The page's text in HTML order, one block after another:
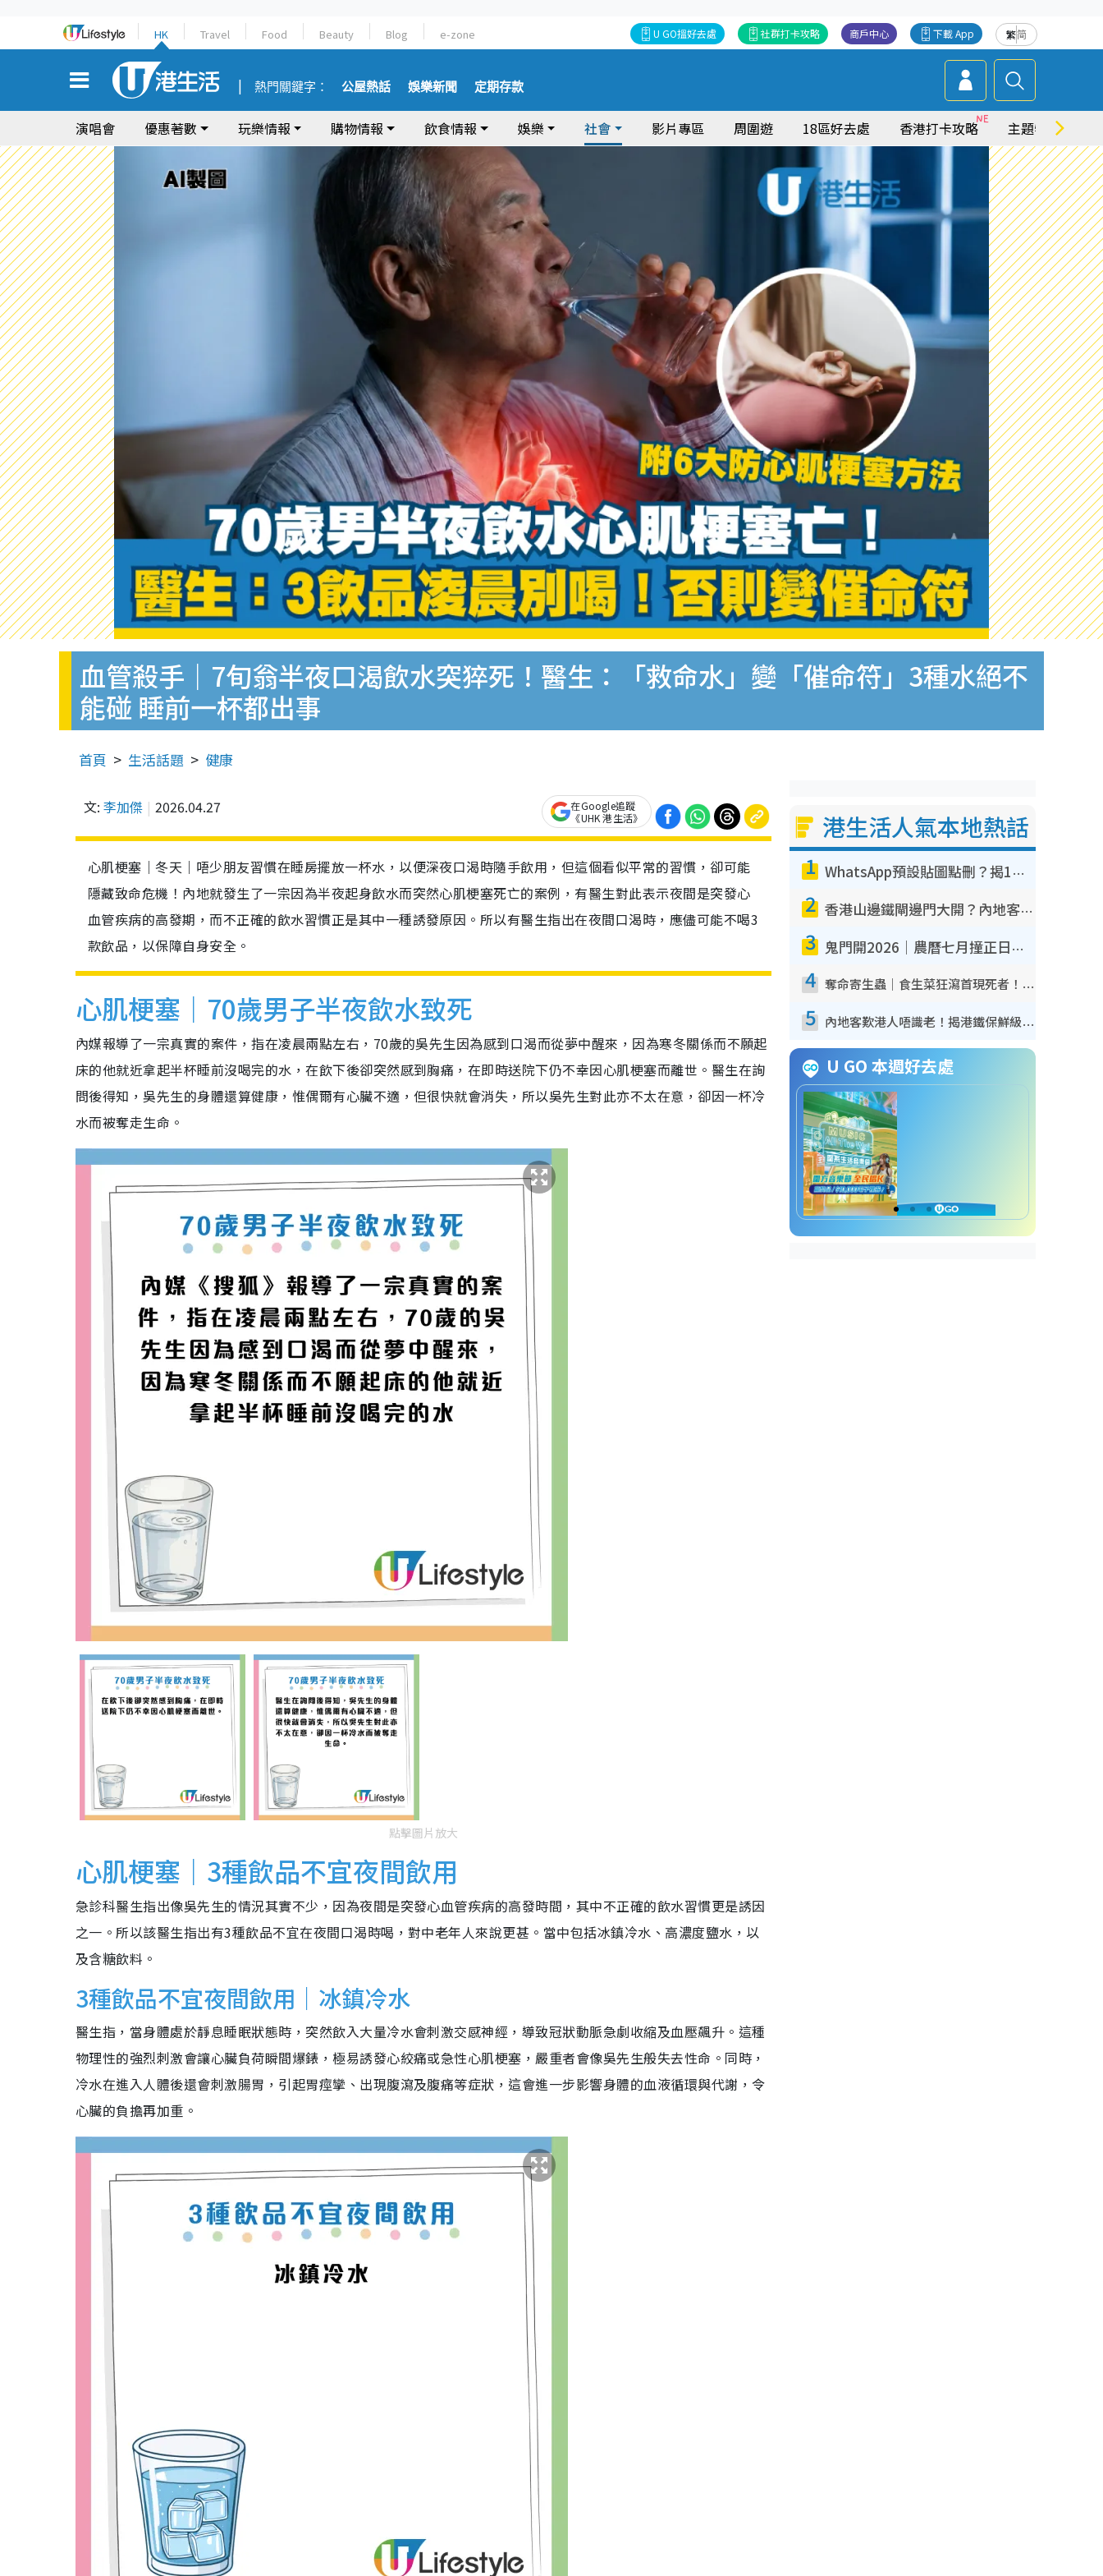
HK Travel Food Beauty Blog e-zone 繁简
下載 App
商戶中心
社群打卡攻略
U GO搵好去處
熱門關鍵字： 公屋熱話 娛樂新聞 定期存款
演唱會 優惠著數 玩樂情報 購物情報 飲食情報 娛樂 社會 影片專區 周圍遊 18區好去處 香港打卡攻略 主題特集
血管殺手｜7旬翁半夜口渴飲水突猝死！醫生：「救命水」變「催命符」3種水絕不
能碰 睡前一杯都出事
首頁 生活話題 健康
文: 李加傑 2026.04.27
在Google追蹤
《UHK 港生活》
心肌梗塞｜冬天｜唔少朋友習慣在睡房擺放一杯水，以便深夜口渴時隨手飲用，但這個看似平常的習慣，卻可能
隱藏致命危機！內地就發生了一宗因為半夜起身飲水而突然心肌梗塞死亡的案例，有醫生對此表示夜間是突發心
血管疾病的高發期，而不正確的飲水習慣正是其中一種誘發原因。所以有醫生指出在夜間口渴時，應儘可能不喝3
款飲品，以保障自身安全。
心肌梗塞｜70歲男子半夜飲水致死
內媒報導了一宗真實的案件，指在凌晨兩點左右，70歲的吳先生因為感到口渴而從夢中醒來，因為寒冬關係而不願起
床的他就近拿起半杯睡前沒喝完的水，在飲下後卻突然感到胸痛，在即時送院下仍不幸因心肌梗塞而離世。醫生在詢
問後得知，吳先生的身體還算健康，惟偶爾有心臟不適，但很快就會消失，所以吳先生對此亦不太在意，卻因一杯冷
水而被奪走生命。
點擊圖片放大
心肌梗塞｜3種飲品不宜夜間飲用
急診科醫生指出像吳先生的情況其實不少，因為夜間是突發心血管疾病的高發時間，其中不正確的飲水習慣更是誘因
之一。所以該醫生指出有3種飲品不宜在夜間口渴時喝，對中老年人來說更甚。當中包括冰鎮冷水、高濃度鹽水，以
及含糖飲料。
3種飲品不宜夜間飲用｜冰鎮冷水
醫生指，當身體處於靜息睡眠狀態時，突然飲入大量冷水會刺激交感神經，導致冠狀動脈急劇收縮及血壓飆升。這種
物理性的強烈刺激會讓心臟負荷瞬間爆錶，極易誘發心絞痛或急性心肌梗塞，嚴重者會像吳先生般失去性命。同時，
冷水在進入人體後還會刺激腸胃，引起胃痙攣、出現腹瀉及腹痛等症狀，這會進一步影響身體的血液循環與代謝，令
心臟的負擔再加重。
港生活人氣本地熱話
1 WhatsApp預設貼圖點刪？揭1招「反向操作」還原簡潔介面 附3步實測教學
2 香港山邊鐵閘邊門大開？內地客困惑意義何在！網民神回覆：呢種叫法理性防禦
3 鬼門開2026｜農曆七月撞正日全食特別邪？專家警告切忌做一事！揭4大禁忌+2招保平安
4 奪命寄生蟲｜食生菜狂瀉首現死者！疫潮惡化錄1.8萬宗病例 揭洗菜3大謬誤
5 內地客歎港人唔識老！揭港鐵保鮮級冷氣 港人求放過：咪投訴
U GO 本週好去處